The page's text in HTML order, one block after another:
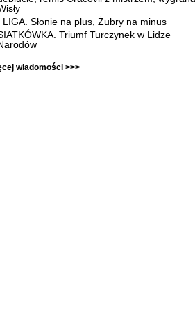
LIGA. Słonie na plus, Żubry na minus
Triumf Turczynek w Lidze
wiadomości >>>